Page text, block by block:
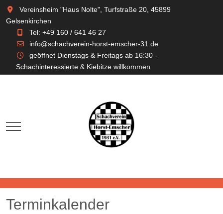
Vereinsheim "Haus Nolte", Turfstraße 20, 45899
Gelsenkirchen
Tel: +49 160 / 641 46 27
info@schachverein-horst-emscher-31.de
geöffnet Dienstags & Freitags ab 16:30 -
Schachinteressierte & Kiebitze willkommen
Mobile Menu Toggle
Terminkalender